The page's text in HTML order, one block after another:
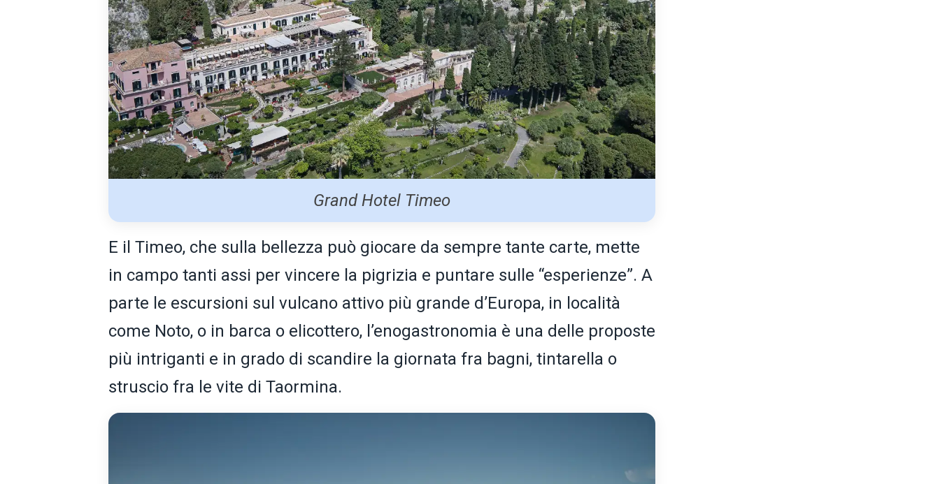
Grand Hotel Timeo
E il Timeo, che sulla bellezza può giocare da sempre tante carte, mette
in campo tanti assi per vincere la pigrizia e puntare sulle “esperienze”. A
parte le escursioni sul vulcano attivo più grande d’Europa, in località
come Noto, o in barca o elicottero, l’enogastronomia è una delle proposte
più intriganti e in grado di scandire la giornata fra bagni, tintarella o
struscio fra le vite di Taormina.